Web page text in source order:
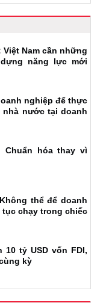
Việt Nam cần những
năng lực mới
nghiệp để thực
nước tại doanh
Chuẩn hóa thay vì
thể để doanh
chạy trong chiếc
10 tỷ USD vốn FDI,
kỳ